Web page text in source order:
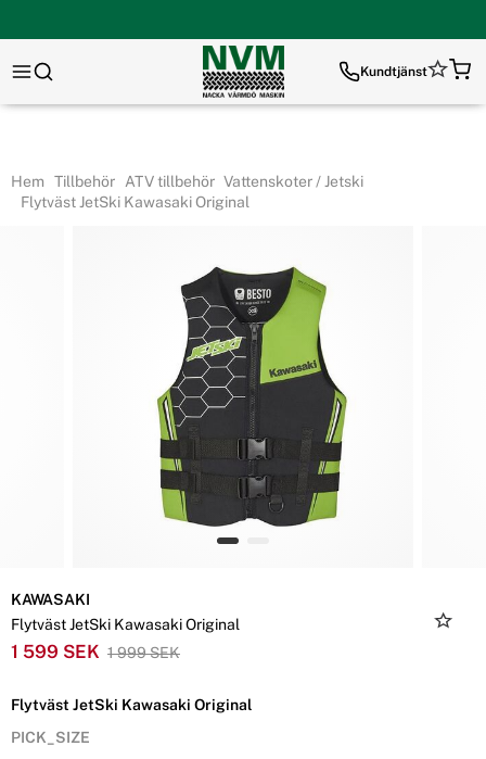
Kundtjänst
Hem Tillbehör ATV tillbehör Vattenskoter / Jetski
Flytväst JetSki Kawasaki Original
KAWASAKI
Flytväst JetSki Kawasaki Original
1 599 SEK 1 999 SEK
Flytväst JetSki Kawasaki Original
PICK_SIZE